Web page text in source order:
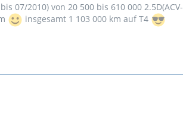
07/2010) von 20 500 bis 610 000
insgesamt 1 103 000 km auf T4